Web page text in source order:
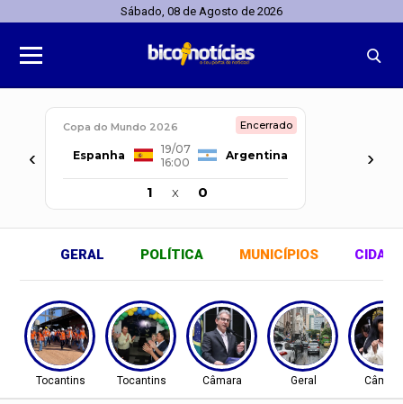
Sábado, 08 de Agosto de 2026
‹
Copa do Mundo 2026 Encerrado
Espanha
19/07
16:00
Argentina
1 x 0
›
GERAL POLÍTICA MUNICÍPIOS
Tocantins Tocantins Câmara Geral